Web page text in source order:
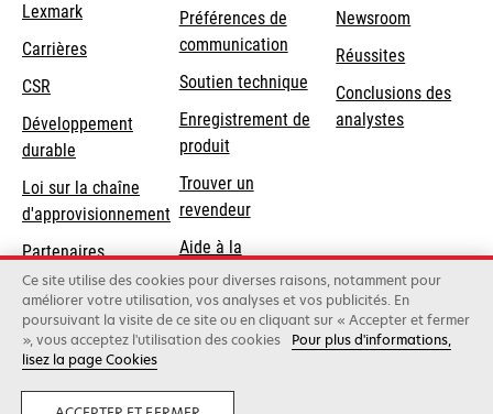
Lexmark
Carrières
CSR
Développement
durable
Loi sur la chaîne
d'approvisionnement
Partenaires
Lexmark
Préférences de
communication
s’ouvre
dans
un
nouvel
onglet
Soutien techniques’ouvre
dans
un
Enregistrement de
produit
Trouver un
revendeur
Aide à la
Commande
Newsroom
Réussites
Conclusions des
analystes
Lexmark International, Inc., une société Xerox
©2026 Tous droits réservés.
Ce site utilise des cookies pour diverses raisons, notamment pour
améliorer votre utilisation, vos analyses et vos publicités. En
poursuivant la visite de ce site ou en cliquant sur « Accepter et fermer
», vous acceptez l'utilisation des cookies
Pour plus d'informations,
lisez la page Cookies